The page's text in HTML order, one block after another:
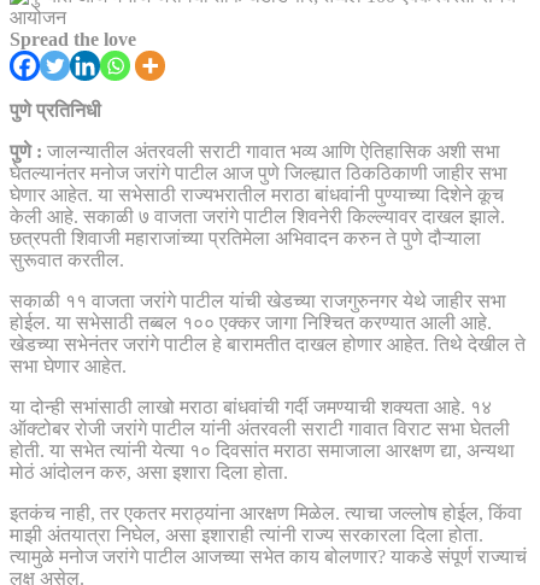
Spread the love
पुणे प्रतिनिधी
पुणे : जालन्यातील अंतरवली सराटी गावात भव्य आणि ऐतिहासिक अशी सभा
घेतल्यानंतर मनोज जरांगे पाटील आज पुणे जिल्ह्यात ठिकठिकाणी जाहीर सभा
घेणार आहेत. या सभेसाठी राज्यभरातील मराठा बांधवांनी पुण्याच्या दिशेने कूच
केली आहे. सकाळी ७ वाजता जरांगे पाटील शिवनेरी किल्ल्यावर दाखल झाले.
छत्रपती शिवाजी महाराजांच्या प्रतिमेला अभिवादन करुन ते पुणे दौऱ्याला
सुरूवात करतील.
सकाळी ११ वाजता जरांगे पाटील यांची खेडच्या राजगुरुनगर येथे जाहीर सभा
होईल. या सभेसाठी तब्बल १०० एक्कर जागा निश्चित करण्यात आली आहे.
खेडच्या सभेनंतर जरांगे पाटील हे बारामतीत दाखल होणार आहेत. तिथे देखील ते
सभा घेणार आहेत.
या दोन्ही सभांसाठी लाखो मराठा बांधवांची गर्दी जमण्याची शक्यता आहे. १४
ऑक्टोबर रोजी जरांगे पाटील यांनी अंतरवली सराटी गावात विराट सभा घेतली
होती. या सभेत त्यांनी येत्या १० दिवसांत मराठा समाजाला आरक्षण द्या, अन्यथा
मोठं आंदोलन करु, असा इशारा दिला होता.
इतकंच नाही, तर एकतर मराठ्यांना आरक्षण मिळेल. त्याचा जल्लोष होईल, किंवा
माझी अंतयात्रा निघेल, असा इशाराही त्यांनी राज्य सरकारला दिला होता.
त्यामुळे मनोज जरांगे पाटील आजच्या सभेत काय बोलणार? याकडे संपूर्ण राज्याचं
लक्ष असेल.